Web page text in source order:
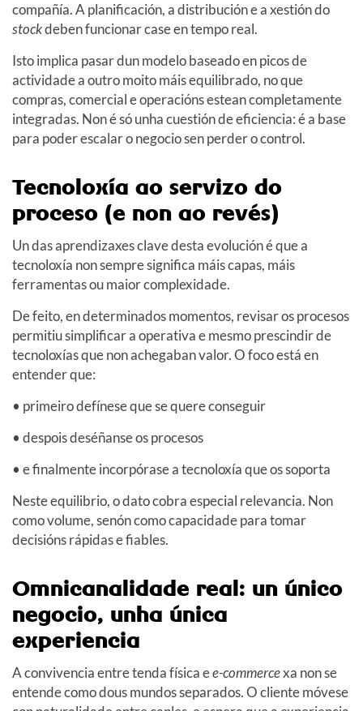
compañía. A planificación, a distribución e a xestión do
stockdeben funcionar case en tempo real.
Isto implica pasar dun modelo baseado en picos de
actividade a outro moito máis equilibrado, no que
compras, comercial e operacións estean completamente
integradas. Non é só unha cuestión de eficiencia: é a base
para poder escalar o negocio sen perder o control.
Tecnoloxía ao servizo do
proceso (e non ao revés)
Un das aprendizaxes clave desta evolución é que a
tecnoloxía non sempre significa máis capas, máis
ferramentas ou maior complexidade.
De feito, en determinados momentos, revisar os procesos
permitiu simplificar a operativa e mesmo prescindir de
tecnoloxías que non achegaban valor. O foco está en
entender que:
• primeiro defínese que se quere conseguir
• despois deséñanse os procesos
• e finalmente incorpórase a tecnoloxía que os soporta
Neste equilibrio, o dato cobra especial relevancia. Non
como volume, senón como capacidade para tomar
decisións rápidas e fiables.
Omnicanalidade real: un único
negocio, unha única
experiencia
A convivencia entre tenda física ee-commercexa non se
entende como dous mundos separados. O cliente móvese